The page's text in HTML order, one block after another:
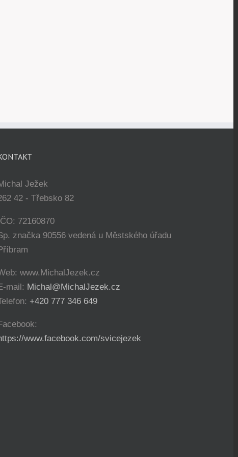
Ježek
42 - Třebsko 82
72160870
značka 90556 vedená u Městského úřadu
www.MichalJezek.cz
mail: Michal@MichalJezek.cz
+420 777 346 649
www.facebook.com/svicejezek